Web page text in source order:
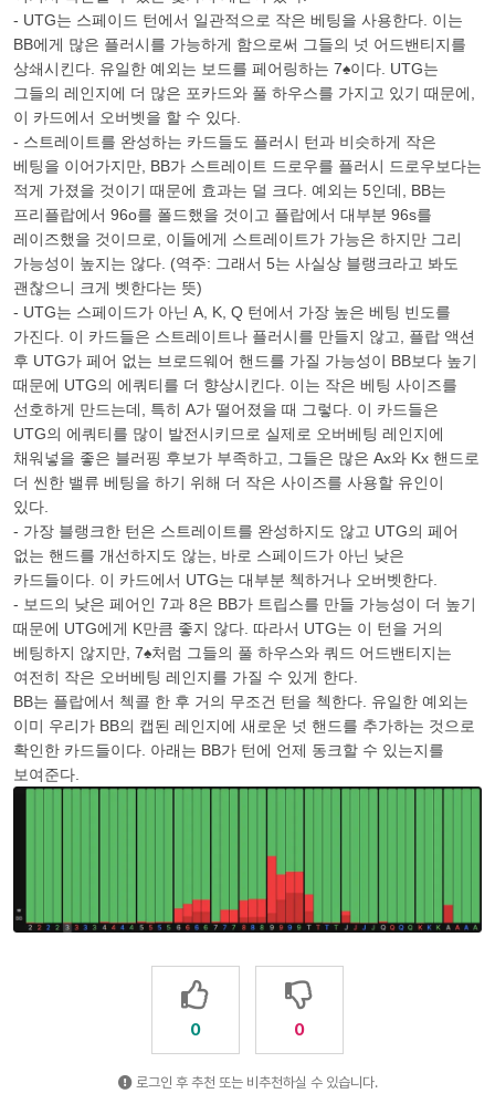
- UTG는 스페이드 턴에서 일관적으로 작은 베팅을 사용한다. 이는
BB에게 많은 플러시를 가능하게 함으로써 그들의 넛 어드밴티지를
상쇄시킨다. 유일한 예외는 보드를 페어링하는 7♠이다. UTG는
그들의 레인지에 더 많은 포카드와 풀 하우스를 가지고 있기 때문에,
이 카드에서 오버벳을 할 수 있다.
- 스트레이트를 완성하는 카드들도 플러시 턴과 비슷하게 작은
베팅을 이어가지만, BB가 스트레이트 드로우를 플러시 드로우보다는
적게 가졌을 것이기 때문에 효과는 덜 크다. 예외는 5인데, BB는
프리플랍에서 96o를 폴드했을 것이고 플랍에서 대부분 96s를
레이즈했을 것이므로, 이들에게 스트레이트가 가능은 하지만 그리
가능성이 높지는 않다. (역주: 그래서 5는 사실상 블랭크라고 봐도
괜찮으니 크게 벳한다는 뜻)
- UTG는 스페이드가 아닌 A, K, Q 턴에서 가장 높은 베팅 빈도를
가진다. 이 카드들은 스트레이트나 플러시를 만들지 않고, 플랍 액션
후 UTG가 페어 없는 브로드웨어 핸드를 가질 가능성이 BB보다 높기
때문에 UTG의 에쿼티를 더 향상시킨다. 이는 작은 베팅 사이즈를
선호하게 만드는데, 특히 A가 떨어졌을 때 그렇다. 이 카드들은
UTG의 에쿼티를 많이 발전시키므로 실제로 오버베팅 레인지에
채워넣을 좋은 블러핑 후보가 부족하고, 그들은 많은 Ax와 Kx 핸드로
더 씬한 밸류 베팅을 하기 위해 더 작은 사이즈를 사용할 유인이
있다.
- 가장 블랭크한 턴은 스트레이트를 완성하지도 않고 UTG의 페어
없는 핸드를 개선하지도 않는, 바로 스페이드가 아닌 낮은
카드들이다. 이 카드에서 UTG는 대부분 첵하거나 오버벳한다.
- 보드의 낮은 페어인 7과 8은 BB가 트립스를 만들 가능성이 더 높기
때문에 UTG에게 K만큼 좋지 않다. 따라서 UTG는 이 턴을 거의
베팅하지 않지만, 7♠처럼 그들의 풀 하우스와 쿼드 어드밴티지는
여전히 작은 오버베팅 레인지를 가질 수 있게 한다.
BB는 플랍에서 첵콜 한 후 거의 무조건 턴을 첵한다. 유일한 예외는
이미 우리가 BB의 캡된 레인지에 새로운 넛 핸드를 추가하는 것으로
확인한 카드들이다. 아래는 BB가 턴에 언제 동크할 수 있는지를
보여준다.
0 0
로그인 후 추천 또는 비추천하실 수 있습니다.